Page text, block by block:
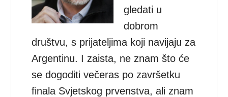
gledati u
dobrom
društvu, s prijateljima koji navijaju za
Argentinu. I zaista, ne znam što će
se dogoditi večeras po završetku
finala Svjetskog prvenstva, ali znam